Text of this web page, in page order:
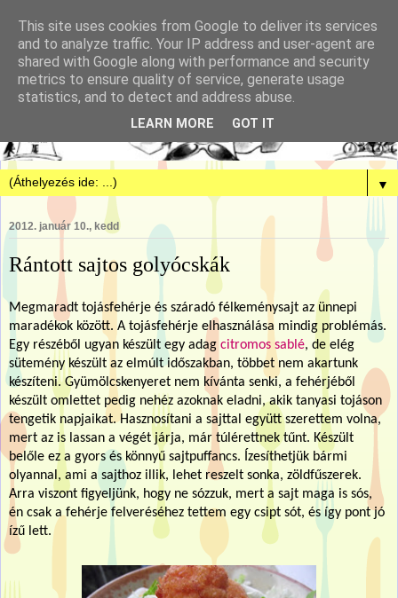
▼
2012. január 10., kedd
Rántott sajtos golyócskák
Megmaradt tojásfehérje és száradó félkeménysajt az ünnepi
maradékok között. A tojásfehérje elhasználása mindig problémás.
Egy részéből ugyan készült egy adag citromos sablé, de elég
sütemény készült az elmúlt időszakban, többet nem akartunk
készíteni. Gyümölcskenyeret nem kívánta senki, a fehérjéből
készült omlettet pedig nehéz azoknak eladni, akik tanyasi tojáson
tengetik napjaikat. Hasznosítani a sajttal együtt szerettem volna,
mert az is lassan a végét járja, már túlérettnek tűnt. Készült
belőle ez a gyors és könnyű sajtpuffancs. Ízesíthetjük bármi
olyannal, ami a sajthoz illik, lehet reszelt sonka, zöldfűszerek.
Arra viszont figyeljünk, hogy ne sózzuk, mert a sajt maga is sós,
én csak a fehérje felveréséhez tettem egy csipt sót, és így pont jó
ízű lett.
This site uses cookies from Google to deliver its services
and to analyze traffic. Your IP address and user-agent are
shared with Google along with performance and security
metrics to ensure quality of service, generate usage
statistics, and to detect and address abuse.
LEARN MORE GOT IT